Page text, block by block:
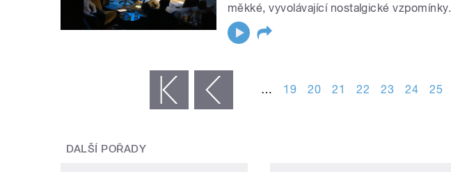
měkké, vyvolávající nostalgické vzpomínky.
‹ předchozí … 19 20 21 22 23 24 25
DALŠÍ POŘADY